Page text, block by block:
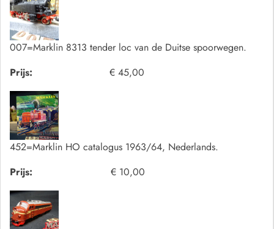
007=Marklin 8313 tender loc van de Duitse spoorwegen.
Prijs:
€ 45,00
452=Marklin HO catalogus 1963/64, Nederlands.
Prijs:
€ 10,00